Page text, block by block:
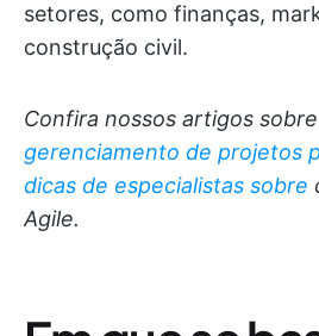
setores, como finanças,
construção civil.
Confira nossos artigos sobre
gerenciamento de projetos
dicas de especialistas sobre
Agile.